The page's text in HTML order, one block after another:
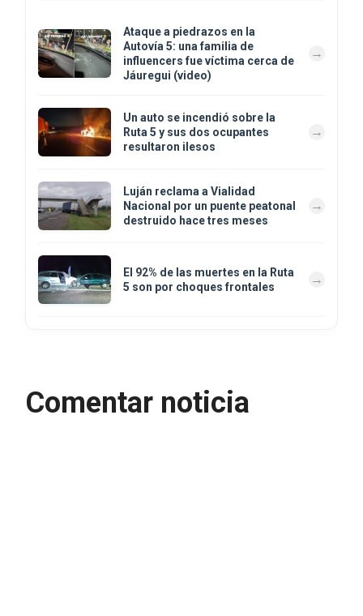
Ataque a piedrazos en la
Autovía 5: una familia de
influencers fue víctima cerca de
Jáuregui (video)
Un auto se incendió sobre la
Ruta 5 y sus dos ocupantes
resultaron ilesos
Luján reclama a Vialidad
Nacional por un puente peatonal
destruido hace tres meses
El 92% de las muertes en la Ruta
5 son por choques frontales
Comentar noticia